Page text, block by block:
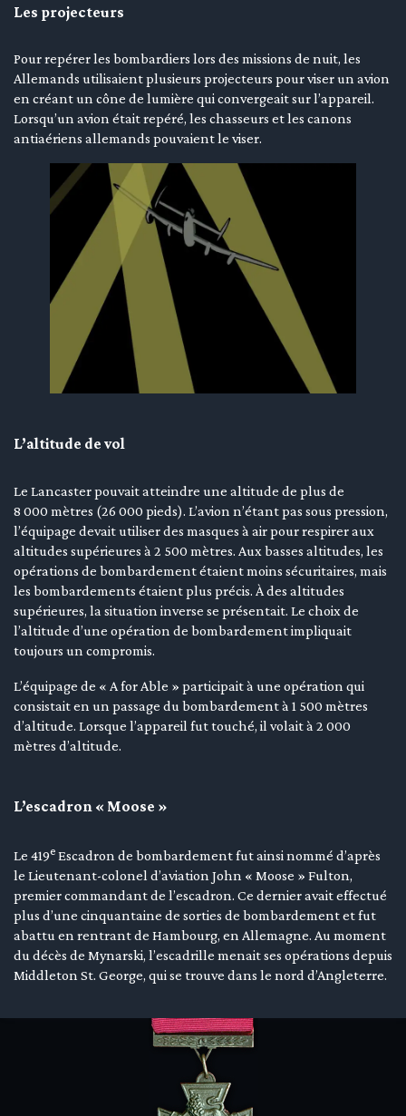
Les projecteurs
Pour repérer les bombardiers lors des missions de nuit, les
Allemands utilisaient plusieurs projecteurs pour viser un avion
en créant un cône de lumière qui convergeait sur l’appareil.
Lorsqu’un avion était repéré, les chasseurs et les canons
antiaériens allemands pouvaient le viser.
L’altitude de vol
Le Lancaster pouvait atteindre une altitude de plus de
8 000 mètres (26 000 pieds). L’avion n’étant pas sous pression,
l’équipage devait utiliser des masques à air pour respirer aux
altitudes supérieures à 2 500 mètres. Aux basses altitudes, les
opérations de bombardement étaient moins sécuritaires, mais
les bombardements étaient plus précis. À des altitudes
supérieures, la situation inverse se présentait. Le choix de
l’altitude d’une opération de bombardement impliquait
toujours un compromis.
L’équipage de « A for Able » participait à une opération qui
consistait en un passage du bombardement à 1 500 mètres
d’altitude. Lorsque l’appareil fut touché, il volait à 2 000
mètres d’altitude.
L’escadron « Moose »
Le 419e Escadron de bombardement fut ainsi nommé d’après
le Lieutenant-colonel d’aviation John « Moose » Fulton,
premier commandant de l’escadron. Ce dernier avait effectué
plus d’une cinquantaine de sorties de bombardement et fut
abattu en rentrant de Hambourg, en Allemagne. Au moment
du décès de Mynarski, l’escadrille menait ses opérations depuis
Middleton St. George, qui se trouve dans le nord d’Angleterre.